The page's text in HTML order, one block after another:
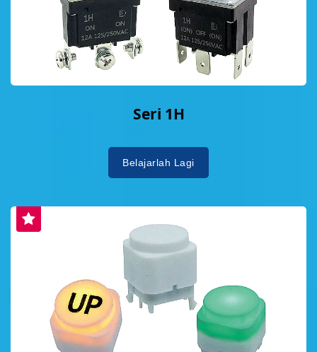
Seri 1H
Belajarlah Lagi